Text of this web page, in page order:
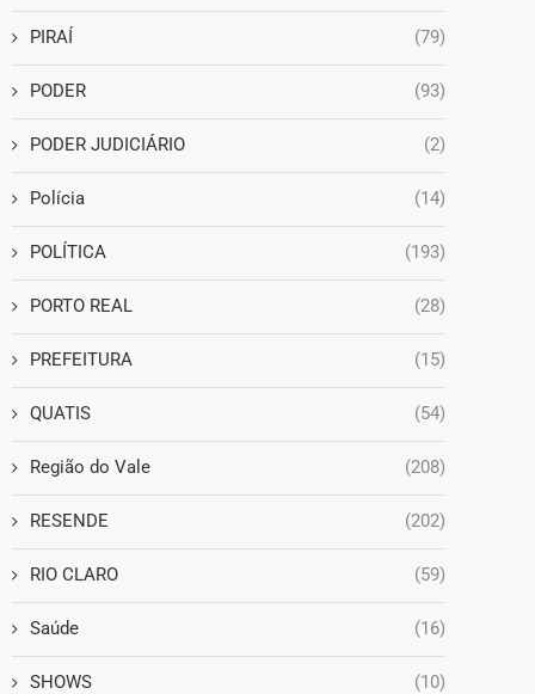
PIRAÍ (79)
PODER (93)
PODER JUDICIÁRIO (2)
Polícia (14)
POLÍTICA (193)
PORTO REAL (28)
PREFEITURA (15)
QUATIS (54)
Região do Vale (208)
RESENDE (202)
RIO CLARO (59)
Saúde (16)
SHOWS (10)